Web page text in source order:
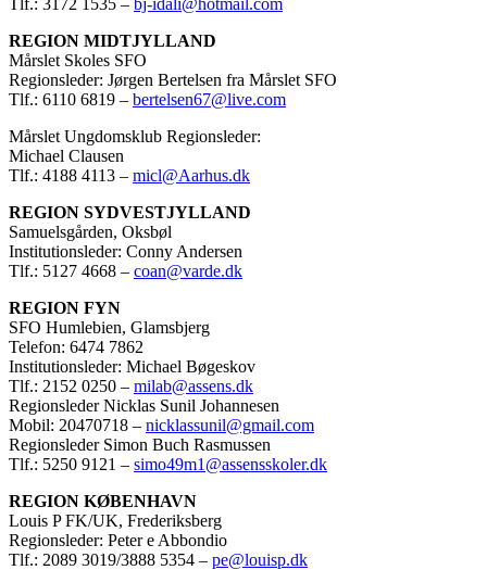
REGION MIDTJYLLAND
Mårslet Skoles SFO
Regionsleder: Jørgen Bertelsen fra Mårslet SFO
Tlf.: 6110 6819 – bertelsen67@live.com
Mårslet Ungdomsklub Regionsleder:
Michael Clausen
Tlf.: 4188 4113 – micl@Aarhus.dk
REGION SYDVESTJYLLAND
Samuelsgården, Oksbøl
Institutionsleder: Conny Andersen
Tlf.: 5127 4668 – coan@varde.dk
REGION FYN
SFO Humlebien, Glamsbjerg
Telefon: 6474 7862
Institutionsleder: Michael Bøgeskov
Tlf.: 2152 0250 – milab@assens.dk
Regionsleder Nicklas Sunil Johannesen
Mobil: 20470718 – nicklassunil@gmail.com
Regionsleder Simon Buch Rasmussen
Tlf.: 5250 9121 – simo49m1@assensskoler.dk
REGION KØBENHAVN
Louis P FK/UK, Frederiksberg
Regionsleder: Peter e Abbondio
Tlf.: 2089 3019/3888 5354 – pe@louisp.dk